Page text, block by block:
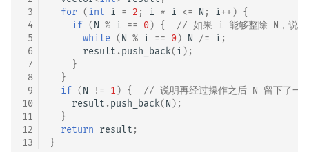
CP Editor
Code::Blocks
排序相关 STL
排序应用
DP 套 DP
DP 优化
其它 DP 方法
广义后缀自动机
后缀树
Manacher
回文树
序列自动机
参考资料与链接
形式幂级数复合|复合逆
普通生成函数
指数生成函数
Pólya 计数
图论计数
划分树
二叉搜索树 & 平衡树
跳表
可持久化数据结构
树套树
环计数问题
最小环
2-SAT
欧拉图
哈密顿图
计算几何杂项
主元素问题
Garsia–Wachs 算法
15-puzzle
Kahan 求和
珂朵莉树/颜色段均摊
3
4
5
6
7
8
9
10
11
12
13
for (int i = 2 ; i * i <= N ; i++) {
if (N % i == 0) {
// 如果 i 能够整除 N，说
while (N % i == 0) N /= i ;
result .push_back(i);
}
}
if (N != 1) {
// 说明再经过操作之后 N 留下了一
result .push_back(N);
}
return result ;
}